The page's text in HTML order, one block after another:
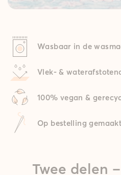
Wasbaar in de
Vlek- &
100% vegan &
Op bestelling gemaakt
Twee delen